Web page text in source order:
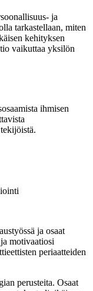
ja
tarkastellaan, miten
kehityksen
vaikuttaa yksilön
ihmisen
ja osaat
motivaatiosi
periaatteiden
perusteita. Osaat